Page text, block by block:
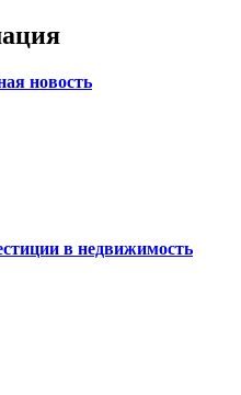
новость
в недвижимость